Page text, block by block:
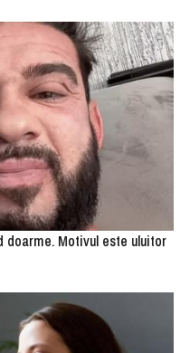
doarme. Motivul este uluitor